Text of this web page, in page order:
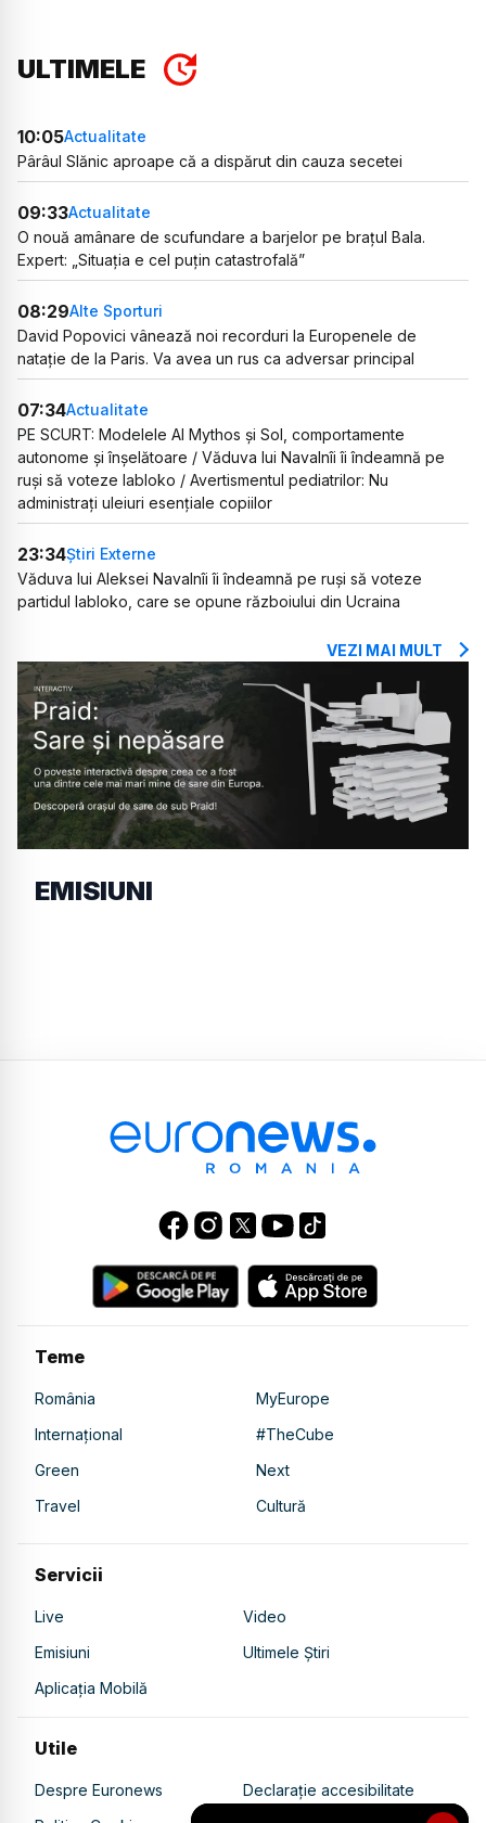
ULTIMELE
10:05Actualitate
Pârâul Slănic aproape că a dispărut din cauza secetei
09:33Actualitate
O nouă amânare de scufundare a barjelor pe brațul Bala.
Expert: „Situația e cel puțin catastrofală”
08:29Alte Sporturi
David Popovici vânează noi recorduri la Europenele de
natație de la Paris. Va avea un rus ca adversar principal
07:34Actualitate
PE SCURT: Modelele AI Mythos și Sol, comportamente
autonome și înșelătoare / Văduva lui Navalnîi îi îndeamnă pe
ruși să voteze Iabloko / Avertismentul pediatrilor: Nu
administrați uleiuri esențiale copiilor
23:34Știri Externe
Văduva lui Aleksei Navalnîi îi îndeamnă pe ruși să voteze
partidul Iabloko, care se opune războiului din Ucraina
VEZI MAI MULT
EMISIUNI
Teme
România
MyEurope
Internațional
#TheCube
Green
Next
Travel
Cultură
Servicii
Live
Video
Emisiuni
Ultimele Știri
Aplicația Mobilă
Utile
Despre Euronews
Declarație accesibilitate